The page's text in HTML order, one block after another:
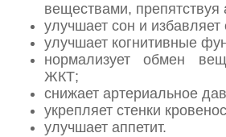
веществами, препятствуя
улучшает сон и
улучшает когнитивные
нормализует обмен
ЖКТ;
снижает артериальное
укрепляет стенки
улучшает аппетит.